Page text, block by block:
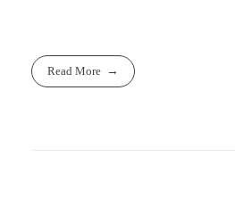
Read More